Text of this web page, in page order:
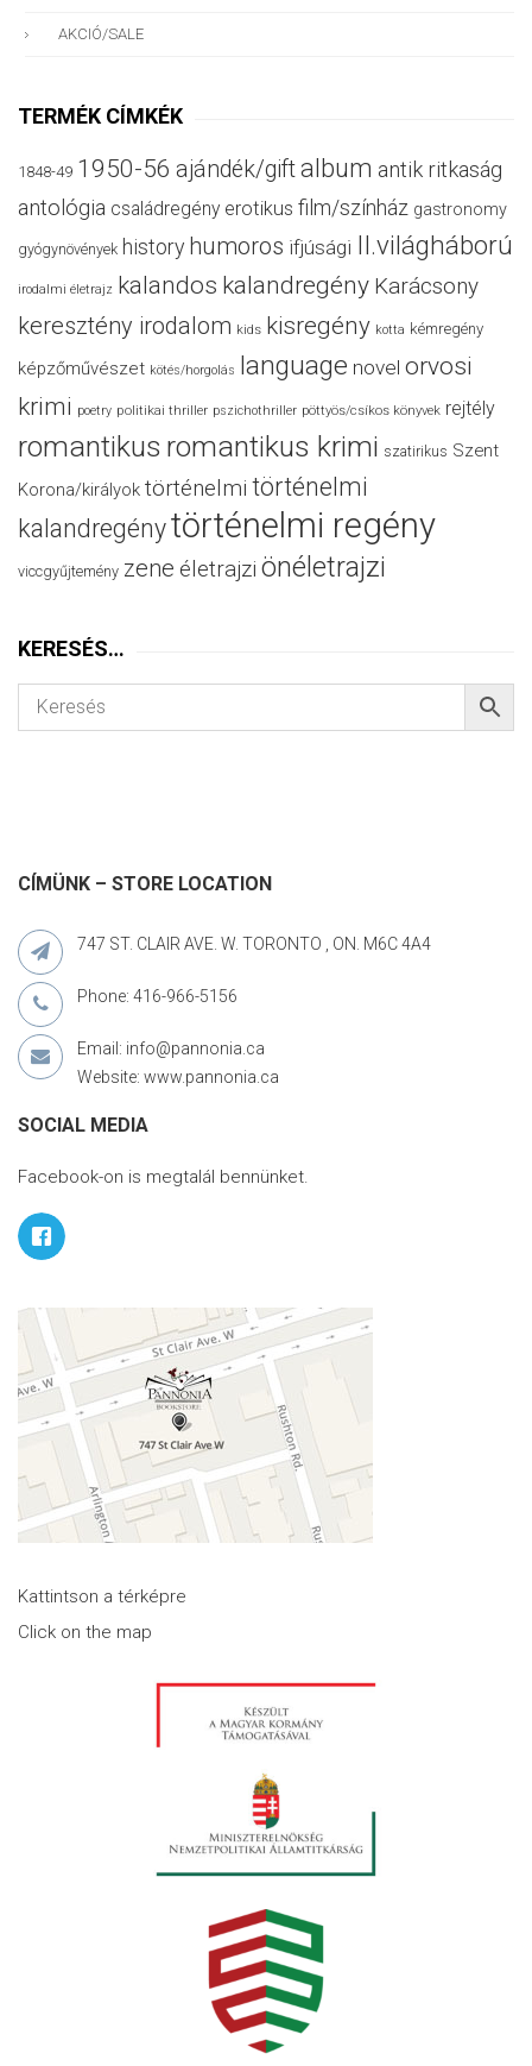
AKCIÓ/SALE
TERMÉK CÍMKÉK
1848-49 1950-56 ajándék/giftalbum antik ritkaság
antológia családregény erotikus film/színház gastronomy
gyógynövények history humoros ifjúsági II.világháború
irodalmi életrajz kalandos kalandregény Karácsony
keresztény irodalom kids kisregény kotta kémregény
képzőművészet kötés/horgolás language novel orvosi
krimi poetry politikai thriller pszichothriller pöttyös/csíkos könyvek rejtély
romantikus romantikus krimi szatirikus Szent
Korona/királyok történelmi történelmi
kalandregénytörténelmi regény
viccgyűjtemény zene életrajzi önéletrajzi
KERESÉS…
CÍMÜNK – STORE LOCATION
747 ST. CLAIR AVE. W. TORONTO , ON. M6C 4A4
Phone: 416-966-5156
Email: info@pannonia.ca
Website: www.pannonia.ca
SOCIAL MEDIA
Facebook-on is megtalál bennünket.
Kattintson a térképre
Click on the map